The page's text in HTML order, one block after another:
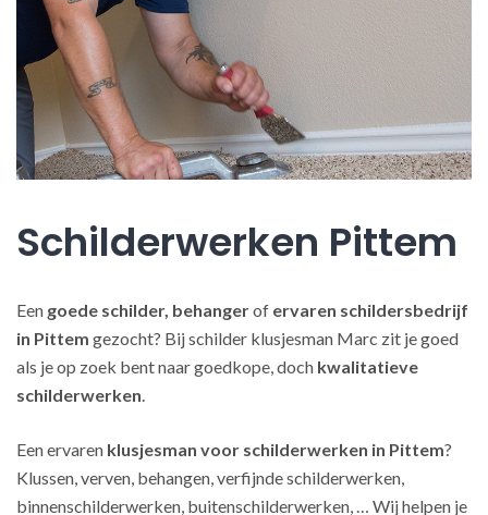
Schilderwerken Pittem
Een goede schilder, behangerof ervaren schildersbedrijf
in Pittem gezocht? Bij schilder klusjesman Marc zit je goed
als je op zoek bent naar goedkope, doch kwalitatieve
schilderwerken.
Een ervaren klusjesman voor schilderwerken in Pittem?
Klussen, verven, behangen, verfijnde schilderwerken,
binnenschilderwerken, buitenschilderwerken, … Wij helpen je